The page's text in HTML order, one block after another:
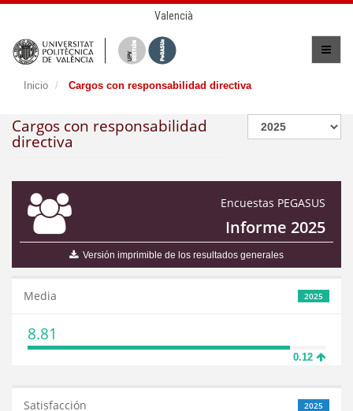
Valencià
Inicio Cargos con responsabilidad directiva
Cargos con responsabilidad
directiva
Encuestas PEGASUS
Informe 2025
Versión imprimible de los resultados generales
2025
Media
8.81
0.12
2025
Satisfacción